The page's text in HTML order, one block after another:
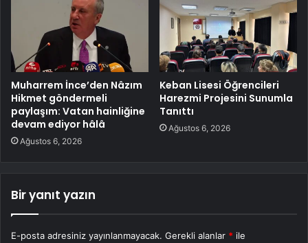
Muharrem İnce’den Nâzım
Hikmet göndermeli
paylaşım: Vatan hainliğine
devam ediyor hâlâ
Ağustos 6, 2026
Keban Lisesi Öğrencileri
Harezmi Projesini Sunumla
Tanıttı
Ağustos 6, 2026
Bir yanıt yazın
E-posta adresiniz yayınlanmayacak. Gerekli alanlar * ile